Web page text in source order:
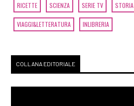
RICETTE SCIENZA SERIE TV STORIA
VIAGGI&LETTERATURA INLIBRERIA
COLLANA EDITORIALE